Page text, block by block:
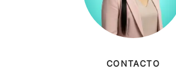
CONTACTO